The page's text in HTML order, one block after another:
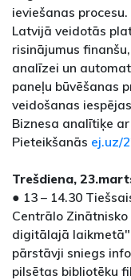
ieviešanas
Latvijā veidotās
risinājumus
analīzei un
paneļu būvēšanas
veidošanas
Biznesa analītiķe
Pieteikšanās ej.uz/
Trešdiena,
● 13 – 14.30
Centrālo
digitālajā
pārstāvji sniegs
pilsētas bibliotēku